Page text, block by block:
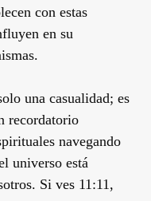
con estas
en su
una casualidad; es
recordatorio
navegando
universo está
Si ves 11:11,